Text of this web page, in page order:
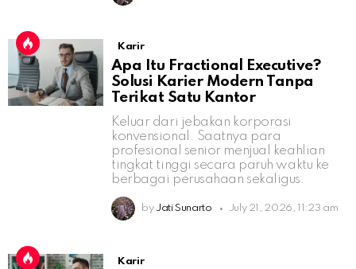
Karir
Apa Itu Fractional Executive?
Solusi Karier Modern Tanpa
Terikat Satu Kantor
Keluar dari jebakan korporasi
konvensional. Saatnya para
profesional senior menjual keahlian
tingkat tinggi secara paruh waktu ke
berbagai perusahaan sekaligus.
by Jati Sunarto July 21, 2026, 11:23 am
Karir